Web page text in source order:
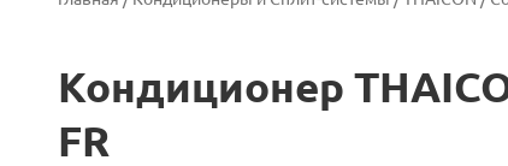
Кондиционер
FR